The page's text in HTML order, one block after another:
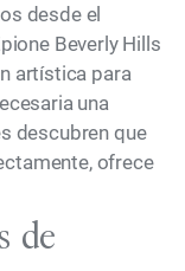
desde el
Beverly Hills
artística para
una
descubren que
ofrece
de